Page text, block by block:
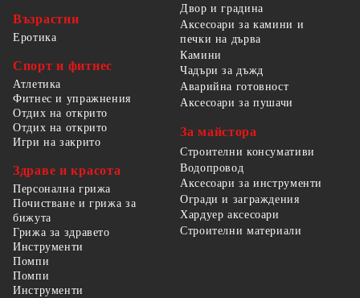
Възрастни
Еротика
Спорт и фитнес
Атлетика
Фитнес и упражнения
Отдих на открито
Отдих на открито
Игри на закрито
Здраве и красота
Персонална грижа
Почистване и грижа за
бижута
Грижа за здравето
Двор и градина
Аксесоари за камини и
печки на дърва
Камини
Чадъри за дъжд
Аварийна готовност
Аксесоари за пушачи
За майстора
Строителни консумативи
Водопровод
Аксесоари за инструменти
Огради и заграждения
Хардуер аксесоари
Строителни материали
Инструменти
Помпи
Помпи
Инструменти